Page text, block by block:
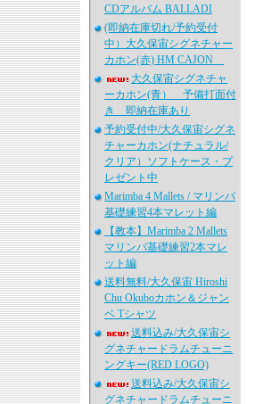
CDアルバム BALLADI
(即納在庫切れ/予約受付
中）大久保宙シグネチャー
カホン(赤) HM CAJON
大久保宙シグネチャ
ーカホン(青） 予備打面付
き 即納在庫あり
予約受付中/大久保宙シグネ
チャーカホン(ナチュラル/
クリア）ソフトケース・プ
レゼント中
Marimba 4 Mallets / マリンバ
基礎練習4本マレット編
【教本】Marimba 2 Mallets
マリンバ基礎練習2本マレ
ット編
送料無料/大久保宙 Hiroshi
Chu Okuboカホン＆ジャン
ベ Tシャツ
送料込み/大久保宙シ
グネチャードラムチューニ
ングキー(RED LOGO)
送料込み/大久保宙シ
グネチャードラムチューニ